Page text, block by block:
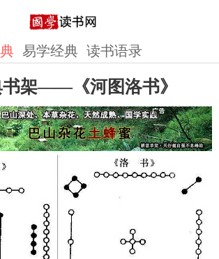
易学经典 读书语录
架——《河图洛书》